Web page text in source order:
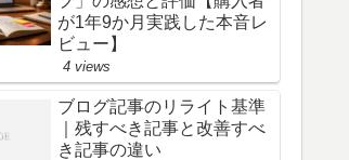
が1年9か月実践した本音レ
ビュー】
4 views
ブログ記事のリライト基準
｜残すべき記事と改善すべ
き記事の違い